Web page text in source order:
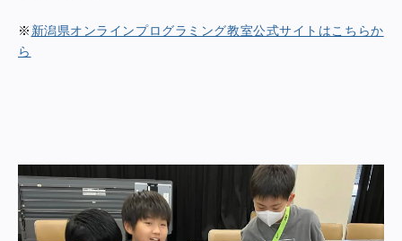
※ 新潟県オンラインプログラミング教室公式サイトはこちらか
ら